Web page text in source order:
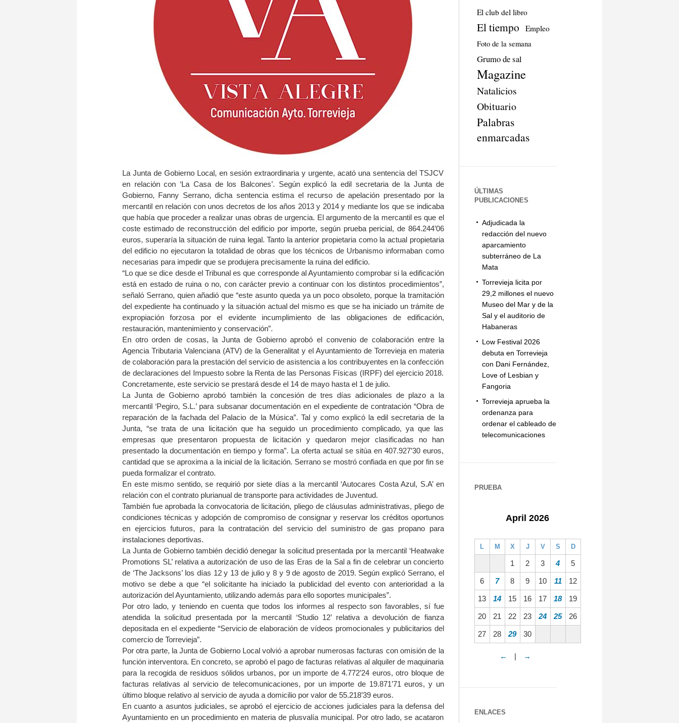
La Junta de Gobierno Local, en sesión extraordinaria y urgente, acató una sentencia del TSJCV
en relación con ‘La Casa de los Balcones’. Según explicó la edil secretaria de la Junta de
Gobierno, Fanny Serrano, dicha sentencia estima el recurso de apelación presentado por la
mercantil en relación con unos decretos de los años 2013 y 2014 y mediante los que se indicaba
que había que proceder a realizar unas obras de urgencia. El argumento de la mercantil es que el
coste estimado de reconstrucción del edificio por importe, según prueba pericial, de 864.244’06
euros, superaría la situación de ruina legal. Tanto la anterior propietaria como la actual propietaria
del edificio no ejecutaron la totalidad de obras que los técnicos de Urbanismo informaban como
necesarias para impedir que se produjera precisamente la ruina del edificio.
“Lo que se dice desde el Tribunal es que corresponde al Ayuntamiento comprobar si la edificación
está en estado de ruina o no, con carácter previo a continuar con los distintos procedimientos”,
señaló Serrano, quien añadió que “este asunto queda ya un poco obsoleto, porque la tramitación
del expediente ha continuado y la situación actual del mismo es que se ha iniciado un trámite de
expropiación forzosa por el evidente incumplimiento de las obligaciones de edificación,
restauración, mantenimiento y conservación”.
En otro orden de cosas, la Junta de Gobierno aprobó el convenio de colaboración entre la
Agencia Tributaria Valenciana (ATV) de la Generalitat y el Ayuntamiento de Torrevieja en materia
de colaboración para la prestación del servicio de asistencia a los contribuyentes en la confección
de declaraciones del Impuesto sobre la Renta de las Personas Físicas (IRPF) del ejercicio 2018.
Concretamente, este servicio se prestará desde el 14 de mayo hasta el 1 de julio.
La Junta de Gobierno aprobó también la concesión de tres días adicionales de plazo a la
mercantil ‘Pegiro, S.L.’ para subsanar documentación en el expediente de contratación “Obra de
reparación de la fachada del Palacio de la Música”. Tal y como explicó la edil secretaria de la
Junta, “se trata de una licitación que ha seguido un procedimiento complicado, ya que las
empresas que presentaron propuesta de licitación y quedaron mejor clasificadas no han
presentado la documentación en tiempo y forma”. La oferta actual se sitúa en 407.927’30 euros,
cantidad que se aproxima a la inicial de la licitación. Serrano se mostró confiada en que por fin se
pueda formalizar el contrato.
En este mismo sentido, se requirió por siete días a la mercantil ‘Autocares Costa Azul, S.A’ en
relación con el contrato plurianual de transporte para actividades de Juventud.
También fue aprobada la convocatoria de licitación, pliego de cláusulas administrativas, pliego de
condiciones técnicas y adopción de compromiso de consignar y reservar los créditos oportunos
en ejercicios futuros, para la contratación del servicio del suministro de gas propano para
instalaciones deportivas.
La Junta de Gobierno también decidió denegar la solicitud presentada por la mercantil ‘Heatwake
Promotions SL’ relativa a autorización de uso de las Eras de la Sal a fin de celebrar un concierto
de ‘The Jacksons’ los días 12 y 13 de julio y 8 y 9 de agosto de 2019. Según explicó Serrano, el
motivo se debe a que “el solicitante ha iniciado la publicidad del evento con anterioridad a la
autorización del Ayuntamiento, utilizando además para ello soportes municipales”.
Por otro lado, y teniendo en cuenta que todos los informes al respecto son favorables, sí fue
atendida la solicitud presentada por la mercantil ‘Studio 12’ relativa a devolución de fianza
depositada en el expediente “Servicio de elaboración de vídeos promocionales y publicitarios del
comercio de Torrevieja”.
Por otra parte, la Junta de Gobierno Local volvió a aprobar numerosas facturas con omisión de la
función interventora. En concreto, se aprobó el pago de facturas relativas al alquiler de maquinaria
para la recogida de residuos sólidos urbanos, por un importe de 4.772’24 euros, otro bloque de
facturas relativas al servicio de telecomunicaciones, por un importe de 19.871’71 euros, y un
último bloque relativo al servicio de ayuda a domicilio por valor de 55.218’39 euros.
En cuanto a asuntos judiciales, se aprobó el ejercicio de acciones judiciales para la defensa del
Ayuntamiento en un procedimiento en materia de plusvalía municipal. Por otro lado, se acataron
El club del libro
El tiempo Empleo
Foto de la semana
Grumo de sal
Magazine
Natalicios
Obituario
Palabras
enmarcadas
ÚLTIMAS
PUBLICACIONES
Adjudicada la
redacción del nuevo
aparcamiento
subterráneo de La
Mata
Torrevieja licita por
29,2 millones el nuevo
Museo del Mar y de la
Sal y el auditorio de
Habaneras
Low Festival 2026
debuta en Torrevieja
con Dani Fernández,
Love of Lesbian y
Fangoria
Torrevieja aprueba la
ordenanza para
ordenar el cableado de
telecomunicaciones
PRUEBA
April 2026
L M X J V S D
1 2 3 4 5
6 7 8 9 10 11 12
13 14 15 16 17 18 19
20 21 22 23 24 25 26
27 28 29 30
← | →
ENLACES